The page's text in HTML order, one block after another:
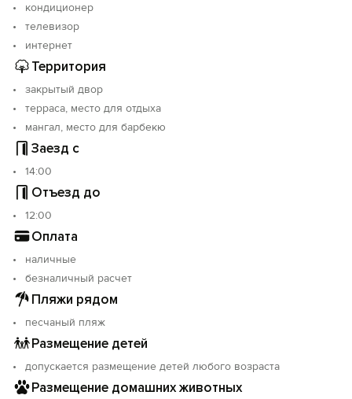
кондиционер
телевизор
интернет
Территория
закрытый двор
терраса, место для отдыха
мангал, место для барбекю
Заезд с
14:00
Отъезд до
12:00
Оплата
наличные
безналичный расчет
Пляжи рядом
песчаный пляж
Размещение детей
допускается размещение детей любого возраста
Размещение домашних животных